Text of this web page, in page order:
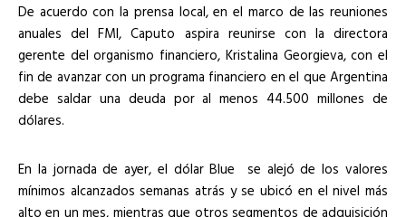
De acuerdo con la prensa local, en el marco de las reuniones
anuales del FMI, Caputo aspira reunirse con la directora
gerente del organismo financiero, Kristalina Georgieva, con el
fin de avanzar con un programa financiero en el que Argentina
debe saldar una deuda por al menos 44.500 millones de
dólares.
En la jornada de ayer, el dólar Blue se alejó de los valores
mínimos alcanzados semanas atrás y se ubicó en el nivel más
alto en un mes, mientras que otros segmentos de adquisición